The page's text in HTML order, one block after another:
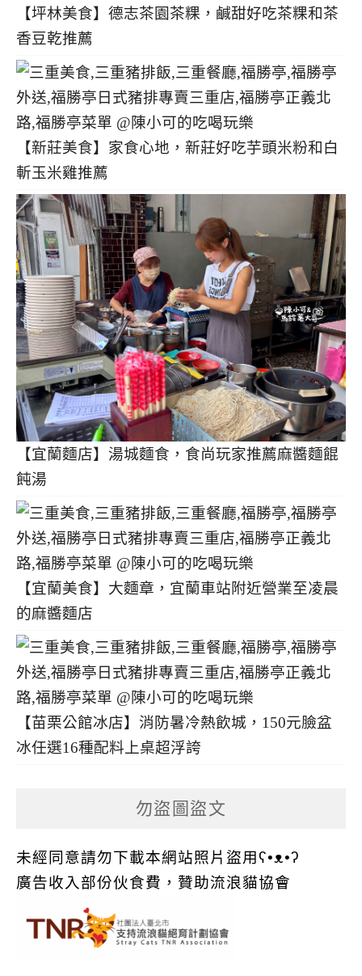
【坪林美食】德志茶園茶粿，鹹甜好吃茶粿和茶
香豆乾推薦
【新莊美食】家食心地，新莊好吃芋頭米粉和白
斬玉米雞推薦
【宜蘭麵店】湯城麵食，食尚玩家推薦麻醬麵餛
飩湯
【宜蘭美食】大麵章，宜蘭車站附近營業至凌晨
的麻醬麵店
【苗栗公館冰店】消防暑冷熱飲城，150元臉盆
冰任選16種配料上桌超浮誇
勿盜圖盜文
未經同意請勿下載本網站照片盜用ʕ•ᴥ•ʔ
廣告收入部份伙食費，贊助流浪貓協會